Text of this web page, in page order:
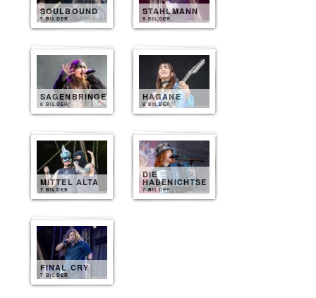
SOULBOUND
9 BILDER
STAHLMANN
9 BILDER
SAGENBRINGER
8 BILDER
HAGANE
8 BILDER
MITTEL ALTA
7 BILDER
DIE
HABENICHTSE
7 BILDER
FINAL CRY
7 BILDER